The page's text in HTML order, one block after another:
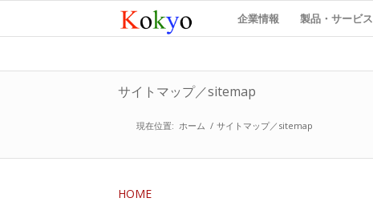
企業情報 製品・サービス
サイトマップ／sitemap
現在位置: ホーム / サイトマップ／sitemap
HOME